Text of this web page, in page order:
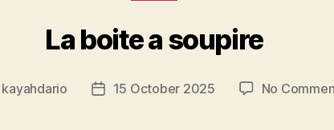
La boite a soupire
kayahdario
Post15 October 2025 No